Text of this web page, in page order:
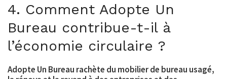
4. Comment Adopte Un
Bureau contribue-t-il à
l’économie circulaire ?
Adopte Un Bureau rachète du mobilier de bureau usagé,